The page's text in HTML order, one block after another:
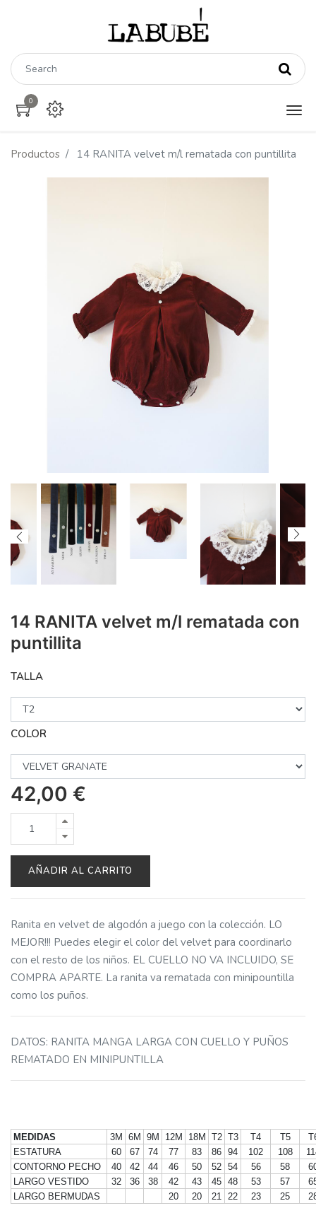
0
Productos 14 RANITA velvet m/l rematada con puntillita
14 RANITA velvet m/l rematada con
puntillita
TALLA
COLOR
42,00 €
AÑADIR AL CARRITO
Ranita en velvet de algodón a juego con la colección. LO
MEJOR!!! Puedes elegir el color del velvet para coordinarlo
con el resto de los niños. EL CUELLO NO VA INCLUIDO, SE
COMPRA APARTE. La ranita va rematada con minipountilla
como los puños.
DATOS: RANITA MANGA LARGA CON CUELLO Y PUÑOS
REMATADO EN MINIPUNTILLA
MEDIDAS 3M 6M 9M 12M 18M T2 T3 T4 T5
ESTATURA
60 67 74 77 83 86 94 102 108
CONTORNO PECHO
40 42 44 46 50 52 54 56 58
LARGO VESTIDO
32 36 38 42 43 45 48 53 57
LARGO BERMUDAS
20 20 21 22 23 25